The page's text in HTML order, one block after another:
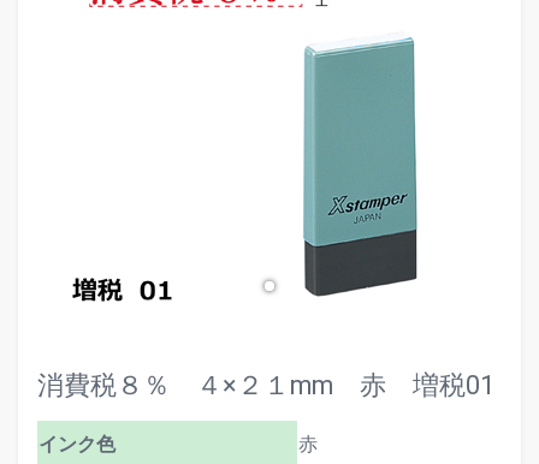
消費税８％ ４×２１mm 赤 増税01
インク色 赤